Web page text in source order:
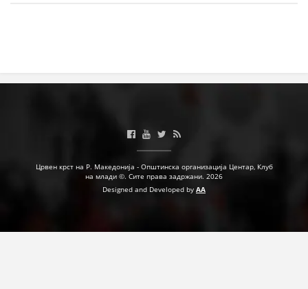
ЗДРАВСТВЕНО ПРЕВЕНТИВНА ДЕЈНОСТ
ПРВА ПОМОШ
КРВОДАРИТЕЛСТВО
МЕНАЏМЕНТ НА ВОЛОНТЕРИ
Црвен крст на Р. Македонија - Општинска организација Центар, Клуб
на млади ©. Сите права задржани. 2026
Designed and Developed by AA